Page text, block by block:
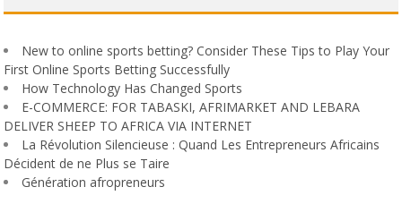
New to online sports betting? Consider These Tips to Play Your
First Online Sports Betting Successfully
How Technology Has Changed Sports
E-COMMERCE: FOR TABASKI, AFRIMARKET AND LEBARA
DELIVER SHEEP TO AFRICA VIA INTERNET
La Révolution Silencieuse : Quand Les Entrepreneurs Africains
Décident de ne Plus se Taire
Génération afropreneurs